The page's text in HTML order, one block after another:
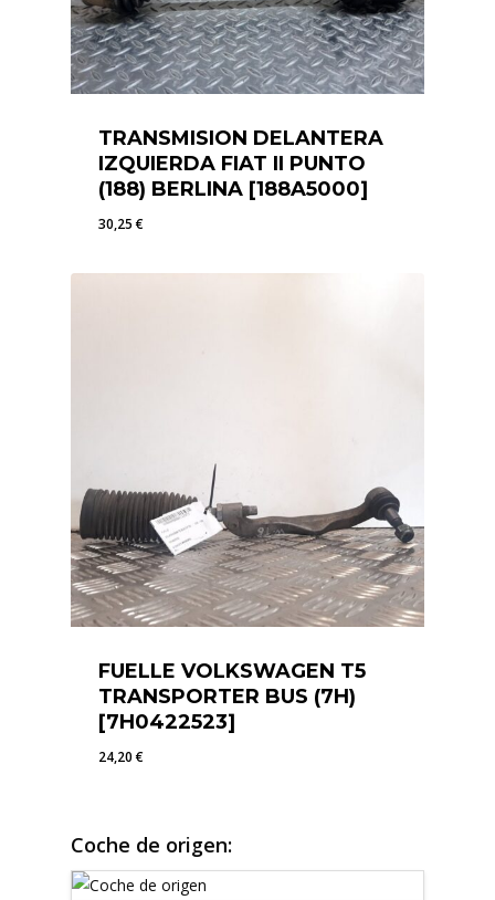
TRANSMISION DELANTERA
IZQUIERDA FIAT II PUNTO
(188) BERLINA [188A5000]
30,25€
FUELLE VOLKSWAGEN T5
TRANSPORTER BUS (7H)
[7H0422523]
24,20€
Coche de origen: